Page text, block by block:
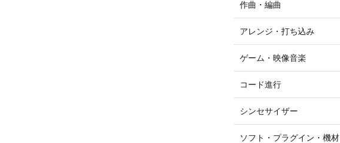
作曲・編曲
アレンジ・打ち込み
ゲーム・映像音楽
コード進行
シンセサイザー
ソフト・プラグイン・機材